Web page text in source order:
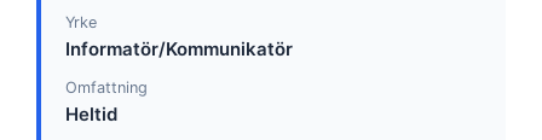
Yrke
Informatör/Kommunikatör
Omfattning
Heltid